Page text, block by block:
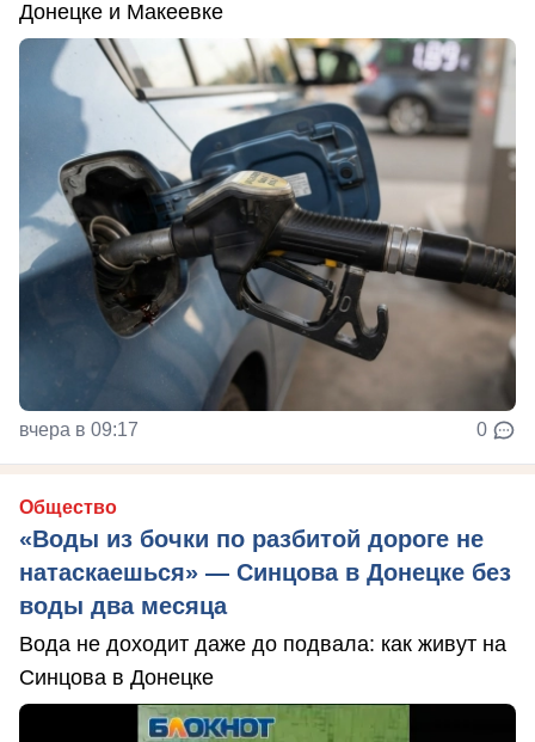
Донецке и Макеевке
вчера в 09:17 0
Общество
«Воды из бочки по разбитой дороге не
натаскаешься» — Синцова в Донецке без
воды два месяца
Вода не доходит даже до подвала: как живут на
Синцова в Донецке